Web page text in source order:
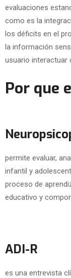
evaluaciones
como es la
los déficits en el
la información
usuario interactuar
Por que
permite evaluar,
infantil y
proceso de
educativo y
ADI-R
es una entrevista